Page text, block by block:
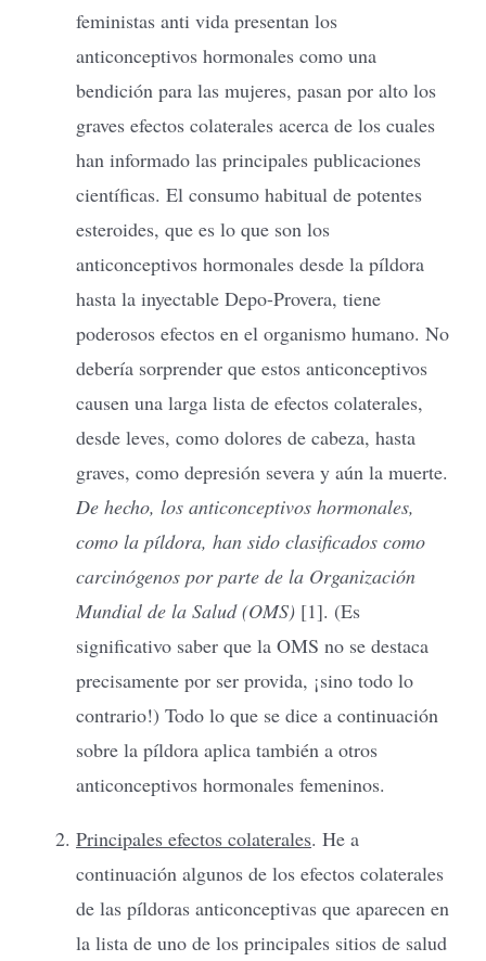
feministas anti vida presentan los
anticonceptivos hormonales como una
bendición para las mujeres, pasan por alto los
graves efectos colaterales acerca de los cuales
han informado las principales publicaciones
científicas. El consumo habitual de potentes
esteroides, que es lo que son los
anticonceptivos hormonales desde la píldora
hasta la inyectable Depo-Provera, tiene
poderosos efectos en el organismo humano. No
debería sorprender que estos anticonceptivos
causen una larga lista de efectos colaterales,
desde leves, como dolores de cabeza, hasta
graves, como depresión severa y aún la muerte.
De hecho, los anticonceptivos hormonales,
como la píldora, han sido clasificados como
carcinógenos por parte de la Organización
Mundial de la Salud (OMS) [1]. (Es
significativo saber que la OMS no se destaca
precisamente por ser provida, ¡sino todo lo
contrario!) Todo lo que se dice a continuación
sobre la píldora aplica también a otros
anticonceptivos hormonales femeninos.
Principales efectos colaterales. He a
continuación algunos de los efectos colaterales
de las píldoras anticonceptivas que aparecen en
la lista de uno de los principales sitios de salud